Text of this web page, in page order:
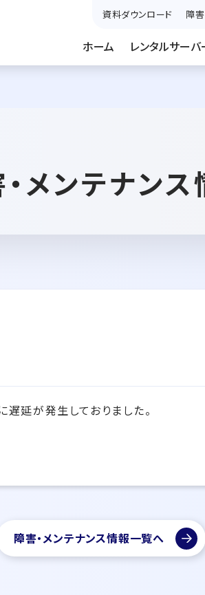
資料ダウンロード 障害
ホーム
レンタルサーバ
メンテナン
延が発生しておりました。
障害・メンテナンス情報一覧へ